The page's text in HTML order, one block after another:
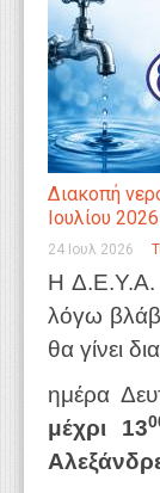
Διακοπή
Ιουλίου 2026
24 Ιουλ 2026
Η Δ.Ε.Υ.Α.
λόγω
θα γίνει
ημέρα
μέχρι 13